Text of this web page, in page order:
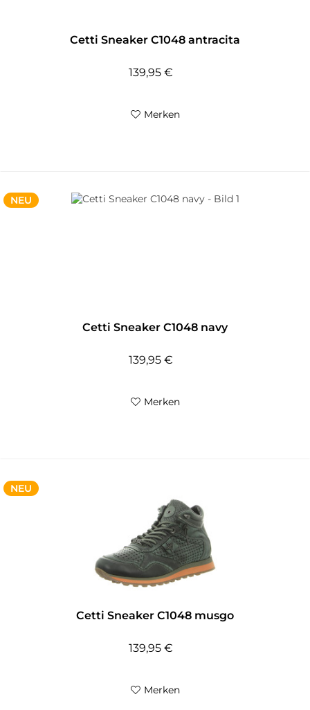
Cetti Sneaker C1048 antracita
139,95 €
Merken
NEU
Cetti Sneaker C1048 navy
139,95 €
Merken
NEU
Cetti Sneaker C1048 musgo
139,95 €
Merken